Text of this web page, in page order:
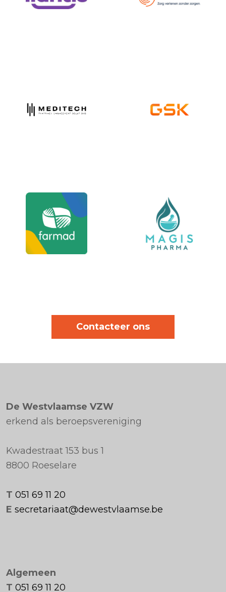
Contacteer ons
De Westvlaamse VZW
erkend als beroepsvereniging
Kwadestraat 153 bus 1
8800 Roeselare
T 051 69 11 20
E secretariaat@dewestvlaamse.be
Algemeen
T 051 69 11 20